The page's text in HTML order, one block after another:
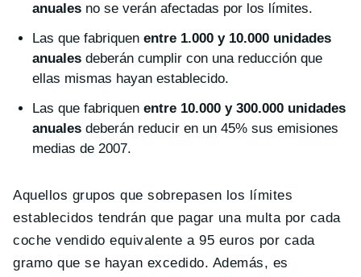
anuales no se verán afectadas por los límites.
Las que fabriquen entre 1.000 y 10.000 unidades
anuales deberán cumplir con una reducción que
ellas mismas hayan establecido.
Las que fabriquen entre 10.000 y 300.000 unidades
anuales deberán reducir en un 45% sus emisiones
medias de 2007.
Aquellos grupos que sobrepasen los límites
establecidos tendrán que pagar una multa por cada
coche vendido equivalente a 95 euros por cada
gramo que se hayan excedido. Además, es